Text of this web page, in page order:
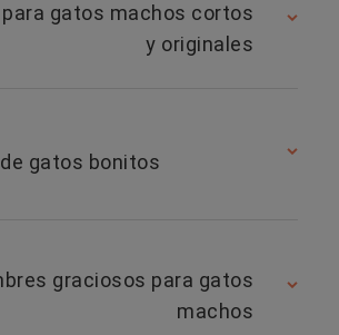
gatos machos cortos
y originales
gatos bonitos
graciosos para gatos
machos